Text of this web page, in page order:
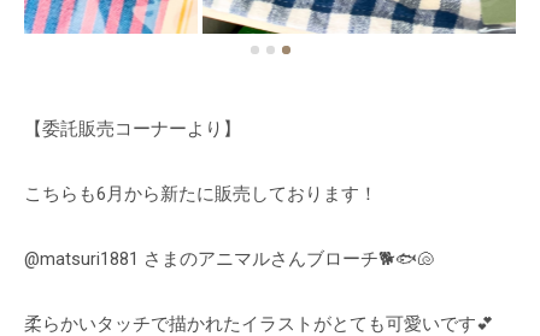
【委託販売コーナーより】
こちらも6月から新たに販売しております！
@matsuri1881 さまのアニマルさんブローチ🐕🐟🐚
柔らかいタッチで描かれたイラストがとても可愛いです💕